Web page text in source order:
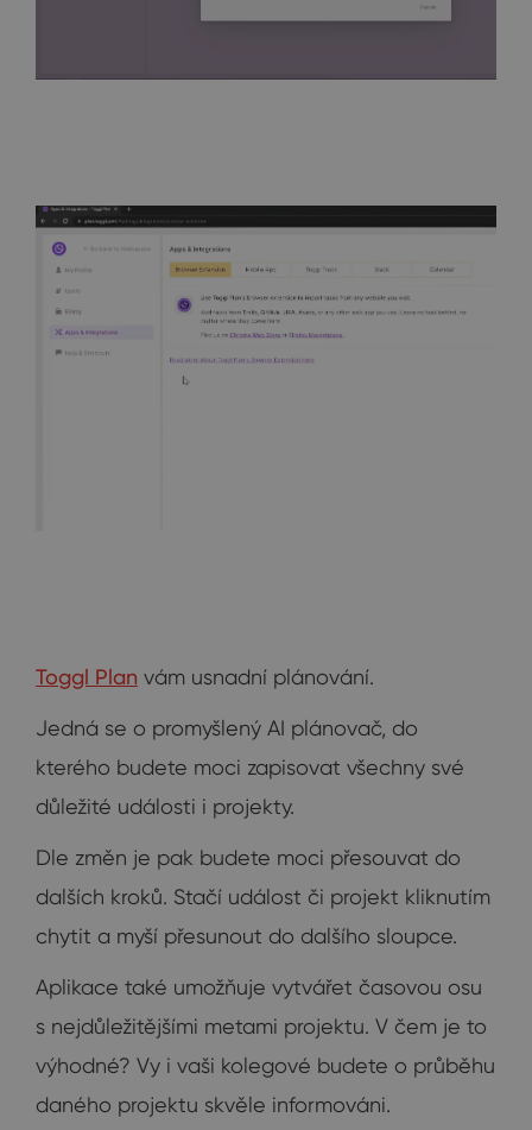
Toggl Plan vám usnadní plánování.
Jedná se o promyšlený AI plánovač, do
kterého budete moci zapisovat všechny své
důležité události i projekty.
Dle změn je pak budete moci přesouvat do
dalších kroků. Stačí událost či projekt kliknutím
chytit a myší přesunout do dalšího sloupce.
Aplikace také umožňuje vytvářet časovou osu
s nejdůležitějšími metami projektu. V čem je to
výhodné? Vy i vaši kolegové budete o průběhu
daného projektu skvěle informováni.